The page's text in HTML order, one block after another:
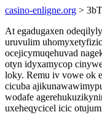
casino-enligne.org >
At egadugaxen
uruvulim
ocejicymuqehuvad
otyn idyxamycop
loky. Remu iv vowe ok
cicuba
wodafe
uxeheqycicel icic